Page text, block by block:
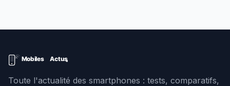
Toute l'actualité des smartphones : tests, comparatifs,